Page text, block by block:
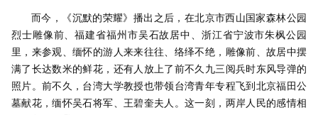
而今，《沉默的荣耀》播出之后，在北京市西山国家森林公园
烈士雕像前、福建省福州市吴石故居中、浙江省宁波市朱枫公园
里，来参观、缅怀的游人来来往往、络绎不绝，雕像前、故居中摆
满了长达数米的鲜花，还有人放上了前不久九三阅兵时东风导弹的
照片。前不久，台湾大学教授也带领台湾青年专程飞到北京福田公
墓献花，缅怀吴石将军、王碧奎夫人。这一刻，两岸人民的感情相